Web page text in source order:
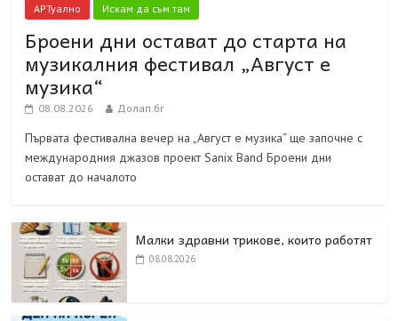
АРТуално Искам да съм там
Броени дни остават до старта на
музикалния фестивал „Август е
музика“
08.08.2026 Долап.бг
Първата фестивална вечер на „Август е музика“ ще започне с
международния джазов проект Sanix Band Броени дни
остават до началото
Малки здравни трикове, които работят
08.08.2026